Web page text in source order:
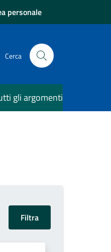
personale
Cerca
gli argomenti